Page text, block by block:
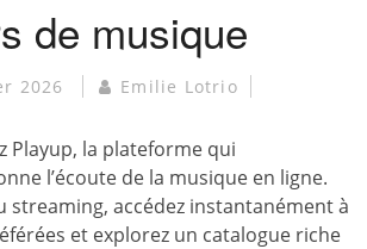
de musique
2026 Emilie Lotrio
Playup, la plateforme qui
l’écoute de la musique en ligne.
streaming, accédez instantanément à
et explorez un catalogue riche